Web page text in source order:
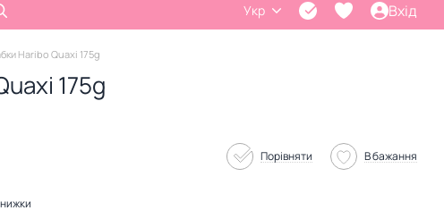
Укр Вхід
Haribo Quaxi 175g
175g
Порівняти В бажання